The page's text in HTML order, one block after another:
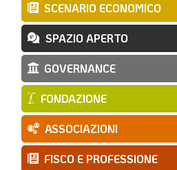
SCENARIO ECONOMICO
SPAZIO APERTO
GOVERNANCE
FONDAZIONE
ASSOCIAZIONI
FISCO E PROFESSIONE